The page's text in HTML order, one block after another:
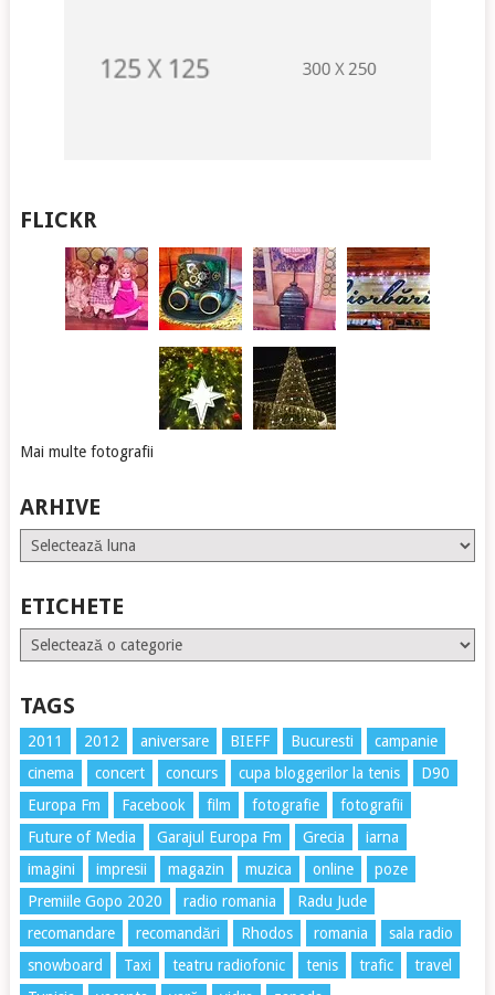
FLICKR
Mai multe fotografii
ARHIVE
Arhive
ETICHETE
Etichete
TAGS
2011 2012 aniversare BIEFF Bucuresti
campanie
cinema
concert concurs cupa bloggerilor la tenis
D90
Europa Fm
Facebook film fotografie
fotografii
Future of Media
Garajul Europa Fm Grecia
iarna
imagini
impresii magazin muzica online
poze
Premiile Gopo 2020
radio romania
Radu Jude
recomandare
recomandări Rhodos romania
sala radio
snowboard
Taxi teatru radiofonic tenis trafic
travel